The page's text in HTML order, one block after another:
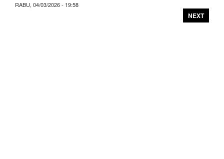
RABU, 04/03/2026 - 19:58
NEXT